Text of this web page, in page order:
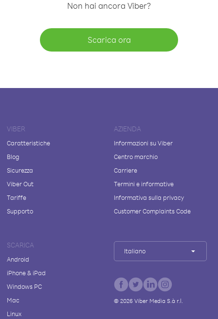
Non hai ancora Viber?
Scarica ora
VIBER
Caratteristiche
Blog
Sicurezza
Viber Out
Tariffe
Supporto
AZIENDA
Informazioni su Viber
Centro marchio
Carriere
Termini e informative
Informativa sulla privacy
Customer Complaints Code
SCARICA
Android
iPhone & iPad
Windows PC
Mac
Linux
Italiano
© 2026Viber Media S.à r.l.